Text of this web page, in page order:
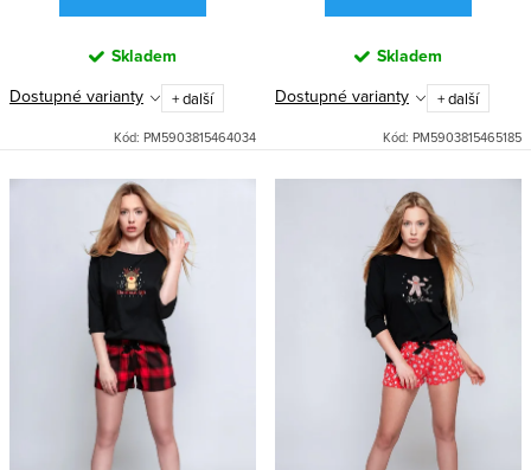
Skladem
Dostupné varianty + další
Kód: PM5903815464034
Skladem
Dostupné varianty + další
Kód: PM5903815465185